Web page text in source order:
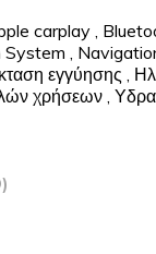
carplay,
System ,
εγγύησης ,
χρήσεων,